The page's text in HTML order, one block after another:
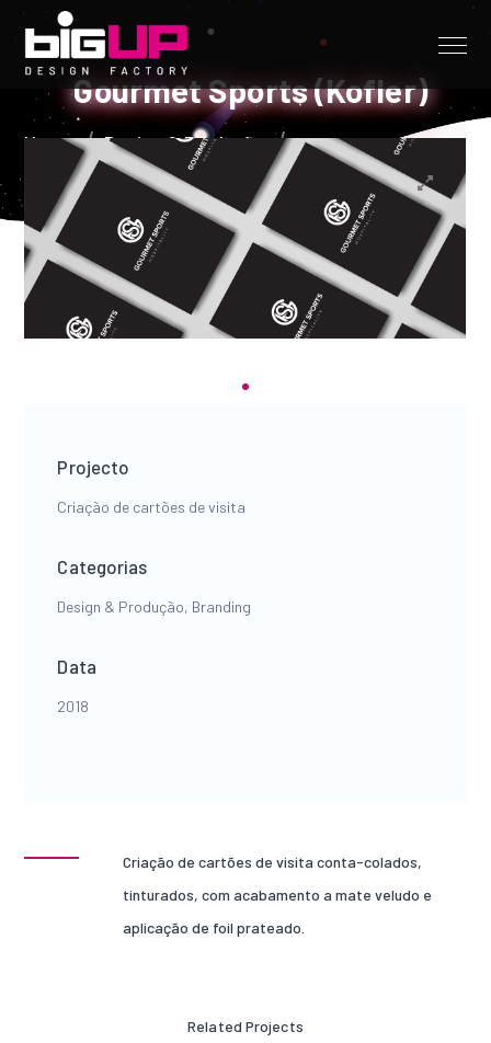
Gourmet Sports (Kofler)
Home Design & Produção
Projecto
Criação de cartões de visita
Categorias
Design & Produção, Branding
Data
2018
Criação de cartões de visita conta-colados,
tinturados, com acabamento a mate veludo e
aplicação de foil prateado.
Related Projects